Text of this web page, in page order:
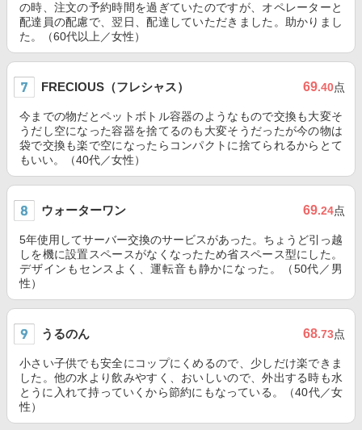
の時、注文の予約時間を過ぎていたのですが、オペレーターと
配達員の配慮で、翌日、配達していただきました。助かりまし
た。（60代以上／女性）
FRECIOUS（フレシャス） 69.40点
今までの物だとペットボトル容器のようなもので交換も大変そ
うだし空になった容器を捨てるのも大変そうだったが今の物は
袋で交換も楽で空になったらコンパクトに捨てられるからとて
もいい。（40代／女性）
ウォーターワン 69.24点
5年使用してサーバー交換のサービスがあった。ちょうど引っ越
しを機に設置スペースがなくなったため省スペース型にした。
デザインもセンスよく、運転音も静かになった。（50代／男
性）
うるのん 68.73点
小さい子供でも安全にコップにくめるので、少しだけ楽できま
した。他の水より飲みやすく、おいしいので、外出する時も水
とうに入れて持っていくから節約にもなっている。（40代／女
性）